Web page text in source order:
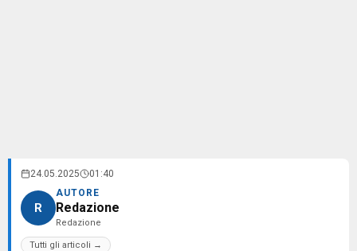
24.05.2025 01:40
R
AUTORE
Redazione
Redazione
Tutti gli articoli →